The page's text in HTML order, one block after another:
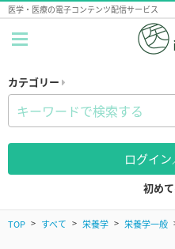
医学・医療の電子コンテンツ配信サービス
カテゴリー
ログイ
初め
TOP すべて 栄養学 栄養学一般